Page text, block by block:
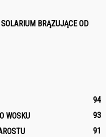
BRĄZUJĄCE OD
94
WOSKU
93
91